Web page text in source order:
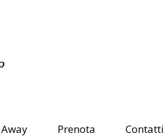
Prenota Contatti